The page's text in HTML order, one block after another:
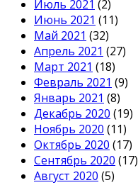
Июль 2021 (2)
Июнь 2021 (11)
Май 2021 (32)
Апрель 2021 (27)
Март 2021 (18)
Февраль 2021 (9)
Январь 2021 (8)
Декабрь 2020 (19)
Ноябрь 2020 (11)
Октябрь 2020 (17)
Сентябрь 2020 (17)
Август 2020 (5)